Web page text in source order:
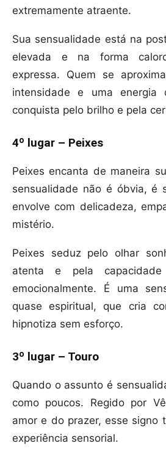
extremamente atraente.
Sua sensualidade está na
elevada e na forma
expressa. Quem se
intensidade e uma energia
conquista pelo brilho e pela
4º lugar – Peixes
Peixes encanta de maneira
sensualidade não é óbvia, é
envolve com delicadeza,
mistério.
Peixes seduz pelo olhar
atenta e pela
emocionalmente. É uma
quase espiritual, que cria
hipnotiza sem esforço.
3º lugar – Touro
Quando o assunto é
como poucos. Regido por
amor e do prazer, esse signo
experiência sensorial.